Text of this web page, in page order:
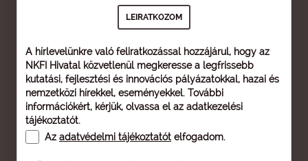
A hírlevelünkre való feliratkozással hozzájárul, hogy az
NKFI Hivatal közvetlenül megkeresse a legfrissebb
kutatási, fejlesztési és innovációs pályázatokkal, hazai és
nemzetközi hírekkel, eseményekkel. További
információkért, kérjük, olvassa el az adatkezelési
tájékoztatót.
Az adatvédelmi tájékoztatót elfogadom.